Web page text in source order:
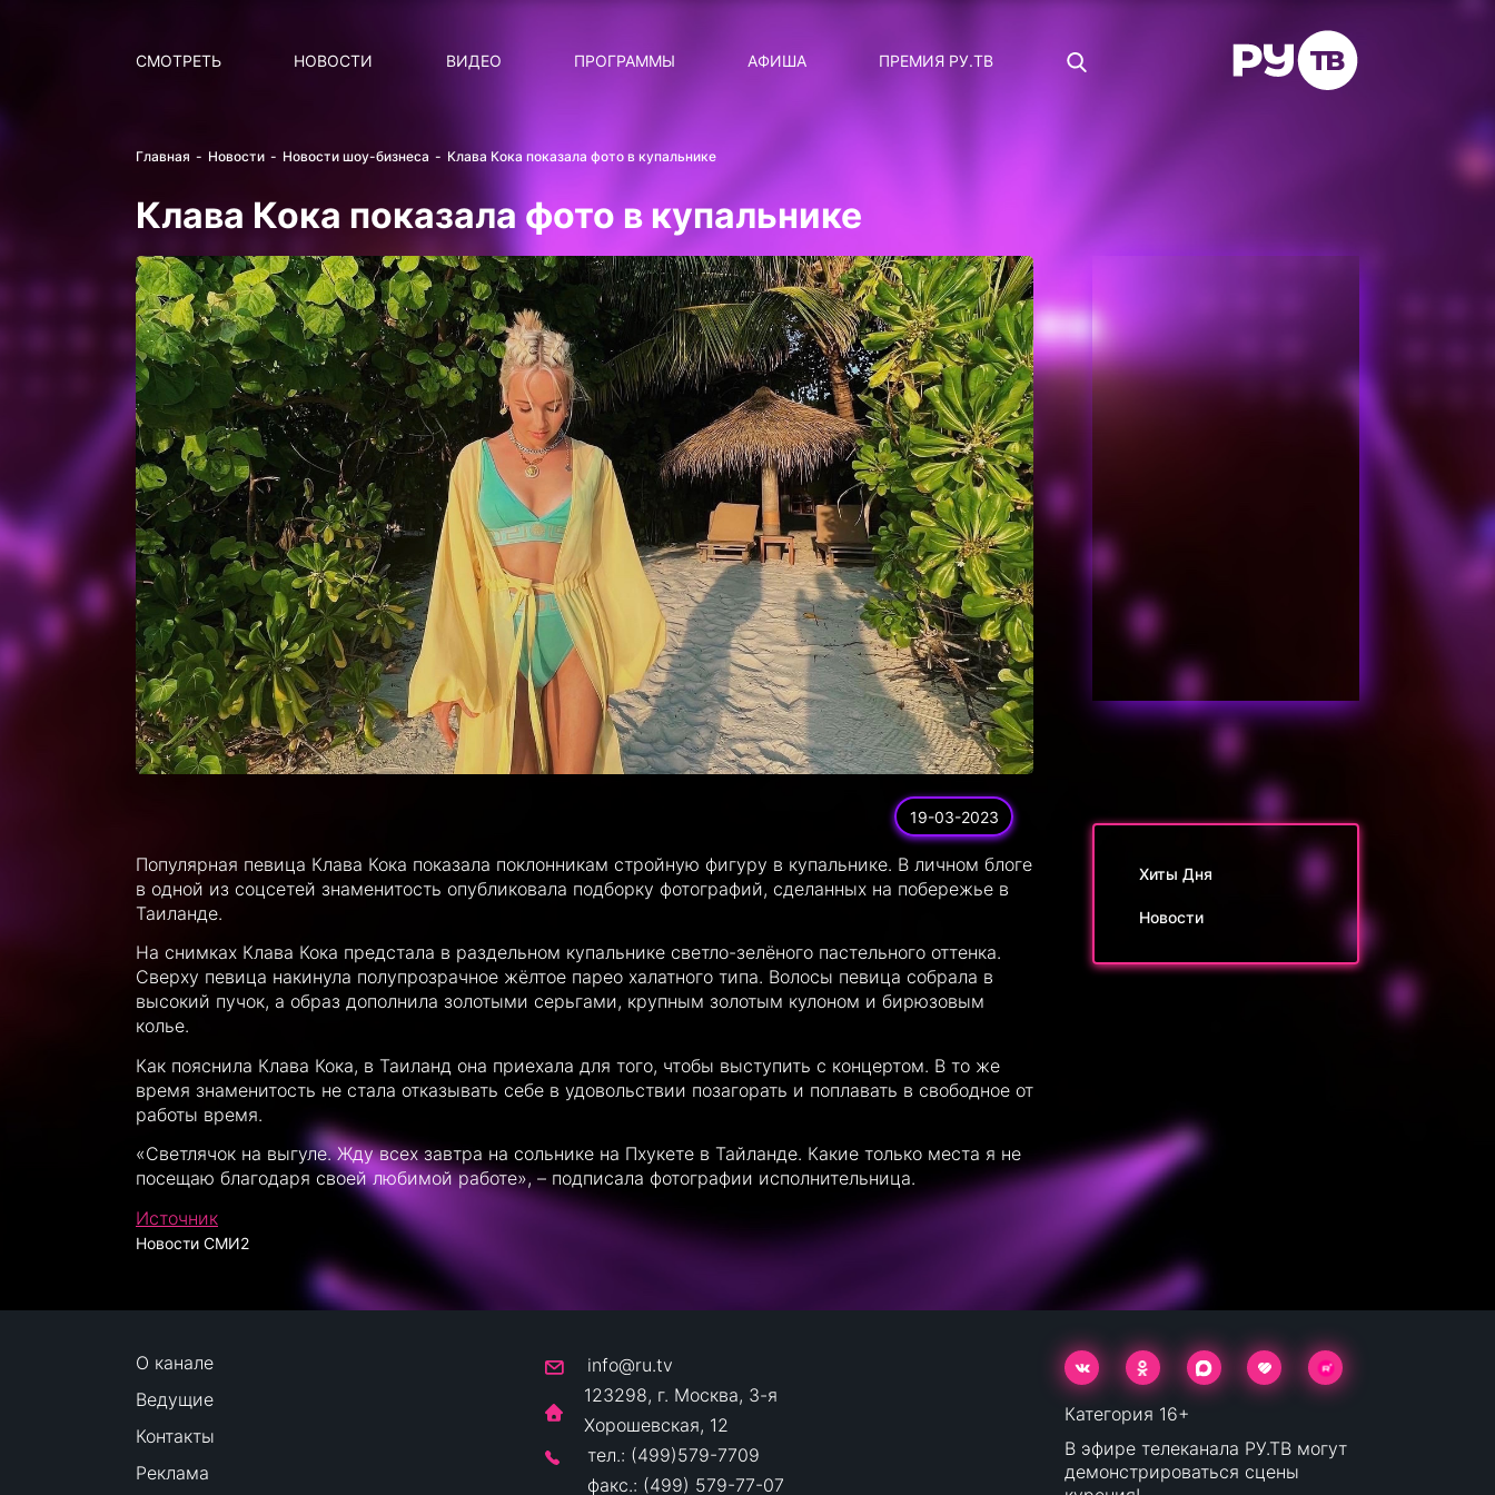
СМОТРЕТЬ НОВОСТИ
ВИДЕО
ПРОГРАММЫ
СТАТУС: В СЕТИ
СИЯЙ ПО-ЗВЁЗДНОМУ
ЛИЧНЫЙ ВОПРОС
ДОТЯНИСЬ ДО ЗВЁЗД
АФИША ПРЕМИЯ РУ.ТВ
Главная Новости Новости шоу-бизнеса Клава Кока показала фото в купальнике
Клава Кока показала фото в купальнике
19-03-2023
Популярная певица Клава Кока показала поклонникам стройную фигуру в купальнике. В личном блоге
в одной из соцсетей знаменитость опубликовала подборку фотографий, сделанных на побережье в
Таиланде.
На снимках Клава Кока предстала в раздельном купальнике светло-зелёного пастельного оттенка.
Сверху певица накинула полупрозрачное жёлтое парео халатного типа. Волосы певица собрала в
высокий пучок, а образ дополнила золотыми серьгами, крупным золотым кулоном и бирюзовым
колье.
Как пояснила Клава Кока, в Таиланд она приехала для того, чтобы выступить с концертом. В то же
время знаменитость не стала отказывать себе в удовольствии позагорать и поплавать в свободное от
работы время.
«Светлячок на выгуле. Жду всех завтра на сольнике на Пхукете в Тайланде. Какие только места я не
посещаю благодаря своей любимой работе», – подписала фотографии исполнительница.
Источник
Новости СМИ2
Хиты Дня
Новости
О канале
Ведущие
Контакты
Реклама
info@ru.tv
123298, г. Москва, 3-я
Хорошевская, 12
тел.: (499)579-7709
факс.: (499) 579-77-07
Категория 16+
В эфире телеканала РУ.ТВ могут
демонстрироваться сцены